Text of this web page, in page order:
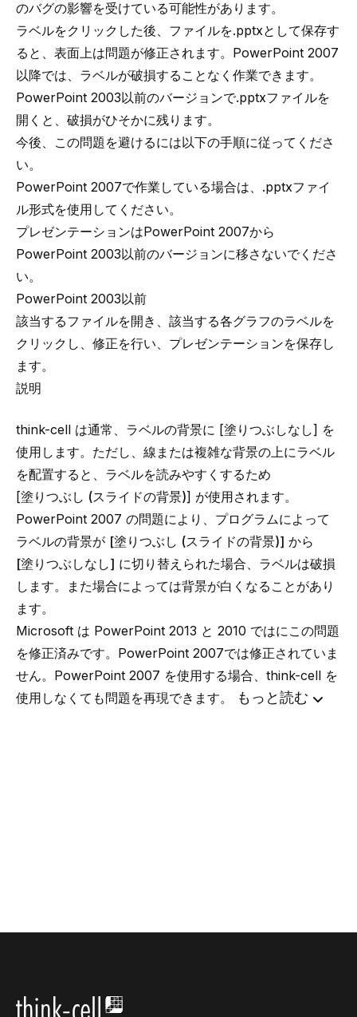
のバグの影響を受けている可能性があります。
ラベルをクリックした後、ファイルを.pptxとして保存す
ると、表面上は問題が修正されます。PowerPoint 2007
以降では、ラベルが破損することなく作業できます。
PowerPoint 2003以前のバージョンで.pptxファイルを
開くと、破損がひそかに残ります。
今後、この問題を避けるには以下の手順に従ってくださ
い。
PowerPoint 2007で作業している場合は、.pptxファイ
ル形式を使用してください。
プレゼンテーションはPowerPoint 2007から
PowerPoint 2003以前のバージョンに移さないでくださ
い。
PowerPoint 2003以前
該当するファイルを開き、該当する各グラフのラベルを
クリックし、修正を行い、プレゼンテーションを保存し
ます。
説明
think-cell は通常、ラベルの背景に [塗りつぶしなし] を
使用します。ただし、線または複雑な背景の上にラベル
を配置すると、ラベルを読みやすくするため
[塗りつぶし (スライドの背景)] が使用されます。
PowerPoint 2007 の問題により、プログラムによって
ラベルの背景が [塗りつぶし (スライドの背景)] から
[塗りつぶしなし] に切り替えられた場合、ラベルは破損
します。また場合によっては背景が白くなることがあり
ます。
Microsoft は PowerPoint 2013 と 2010 ではにこの問題
を修正済みです。PowerPoint 2007では修正されていま
せん。PowerPoint 2007 を使用する場合、think-cell を
使用しなくても問題を再現できます。
もっと読む